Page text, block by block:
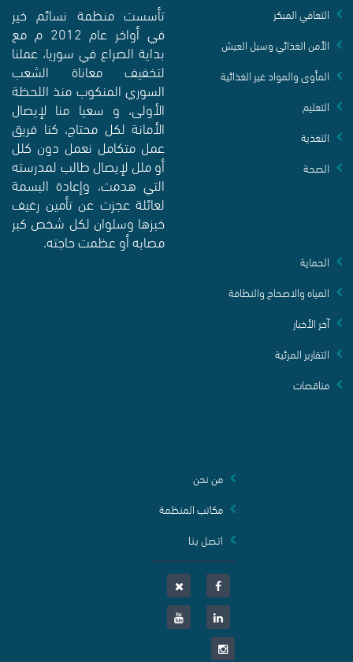
تأسست منظمة نسائم خير
في أواخر عام 2012 م مع
بداية الصراع في سوريا، عملنا
لتخفيف معاناة الشعب
السوري المنكوب منذ اللحظة
الأولى، و سعيا منا لإيصال
الأمانة لكل محتاج، كنا فريق
عمل متكامل نعمل دون كلل
أو ملل لإيصال طالب لمدرسته
التي هدمت، وإعادة البسمة
لعائلة عجزت عن تأمين رغيف
خبزها وسلوان لكل شخص كبر
مصابه أو عظمت حاجته.
التعافي المبكر
الأمن الغذائي وسبل العيش
المأوى والمواد غير الغذائية
التعليم
التغذية
الصحة
الحماية
المياه والاصحاح والنظافة
آخر الأخبار
التقارير المرئية
مناقصات
من نحن
مكاتب المنظمة
اتـصـل بـنـا